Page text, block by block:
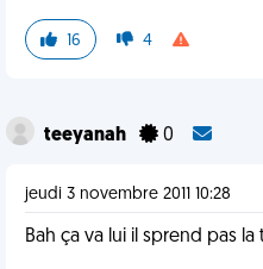
16 4
teeyanah 0
jeudi 3 novembre 2011 10:28
Bah ça va lui il sprend pas la